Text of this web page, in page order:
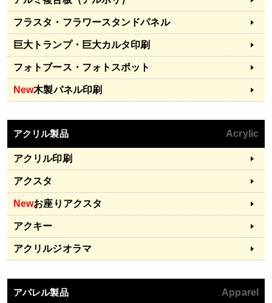
フラスタ・フラワースタンドパネル
巨大トランプ・巨大カルタ印刷
フォトブース・フォトスポット
New木製パネル印刷
アクリル製品 Acrylic
アクリル印刷
アクスタ
Newお座りアクスタ
アクキー
アクリルジオラマ
アパレル製品 Apparel